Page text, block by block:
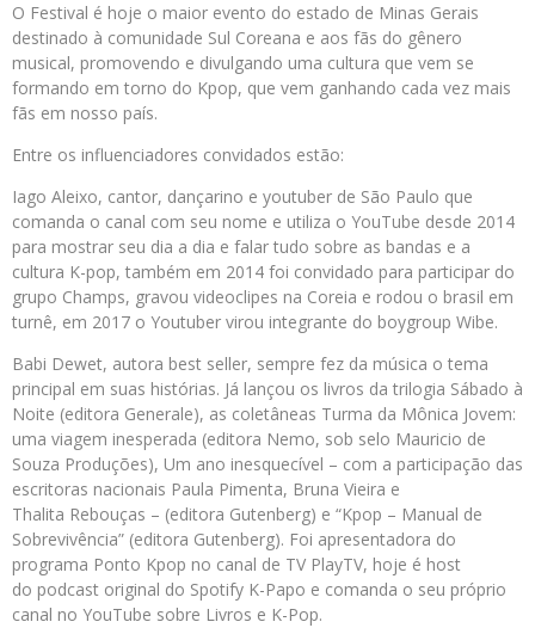
O Festival é hoje o maior evento do estado de Minas Gerais
destinado à comunidade Sul Coreana e aos fãs do gênero
musical, promovendo e divulgando uma cultura que vem se
formando em torno do Kpop, que vem ganhando cada vez mais
fãs em nosso país.
Entre os influenciadores convidados estão:
Iago Aleixo, cantor, dançarino e youtuber de São Paulo que
comanda o canal com seu nome e utiliza o YouTube desde 2014
para mostrar seu dia a dia e falar tudo sobre as bandas e a
cultura K-pop, também em 2014 foi convidado para participar do
grupo Champs, gravou videoclipes na Coreia e rodou o brasil em
turnê, em 2017 o Youtuber virou integrante do boygroup Wibe.
Babi Dewet, autora best seller, sempre fez da música o tema
principal em suas histórias. Já lançou os livros da trilogia Sábado à
Noite (editora Generale), as coletâneas Turma da Mônica Jovem:
uma viagem inesperada (editora Nemo, sob selo Mauricio de
Souza Produções), Um ano inesquecível – com a participação das
escritoras nacionais Paula Pimenta, Bruna Vieira e
Thalita Rebouças – (editora Gutenberg) e “Kpop – Manual de
Sobrevivência” (editora Gutenberg). Foi apresentadora do
programa Ponto Kpop no canal de TV PlayTV, hoje é host
do podcast original do Spotify K-Papo e comanda o seu próprio
canal no YouTube sobre Livros e K-Pop.